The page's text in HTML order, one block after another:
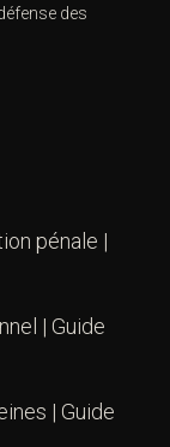
des
pénale |
| Guide
| Guide